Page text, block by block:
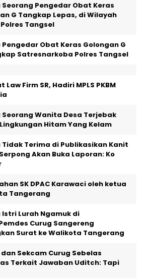
Seorang Pengedar Obat Keras
G Tangkap Lepas, di Wilayah
Tangsel
Obat Keras Golongan G
Satresnarkoba Polres Tangsel
Law Firm SR, Hadiri MPLS PKBM
Seorang Wanita Desa Terjebak
Hitam Yang Kelam
Tidak Terima di Publikasikan Kanit
Akan Buka Laporan: Ko
SK DPAC Karawaci oleh ketua
Tangerang
Istri Lurah Ngamuk di
Curug Sangereng
Surat ke Walikota Tangerang
Sekcam Curug Sebelas
Terkait Jawaban Uditch: Tapi